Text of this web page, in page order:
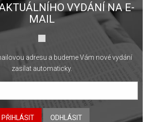
VYDÁNÍ NA E-
MAIL
adresu a budeme Vám nové vydání
zasílat automaticky.
PŘIHLÁSIT ODHLÁSIT